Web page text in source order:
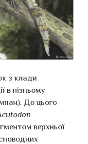
з клади
в пізньому
До цього
верхньої